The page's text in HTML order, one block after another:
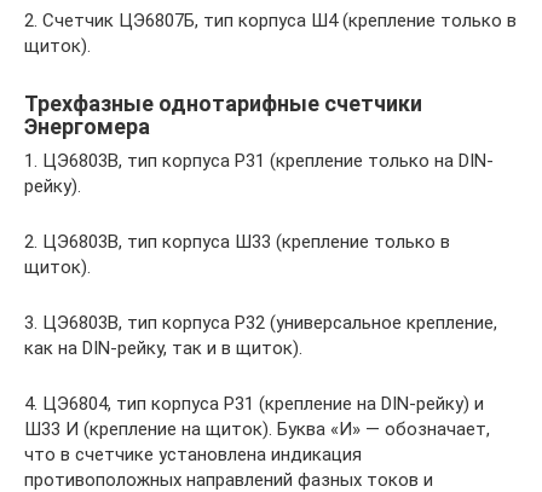
2. Счетчик ЦЭ6807Б, тип корпуса Ш4 (крепление только в
щиток).
Трехфазные однотарифные счетчики
Энергомера
1. ЦЭ6803В, тип корпуса Р31 (крепление только на DIN-
рейку).
2. ЦЭ6803В, тип корпуса Ш33 (крепление только в
щиток).
3. ЦЭ6803В, тип корпуса Р32 (универсальное крепление,
как на DIN-рейку, так и в щиток).
4. ЦЭ6804, тип корпуса Р31 (крепление на DIN-рейку) и
Ш33 И (крепление на щиток). Буква «И» — обозначает,
что в счетчике установлена индикация
противоположных направлений фазных токов и